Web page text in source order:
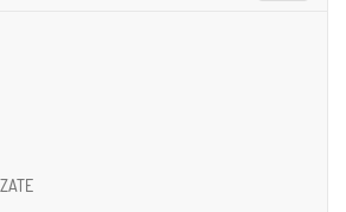
navigation